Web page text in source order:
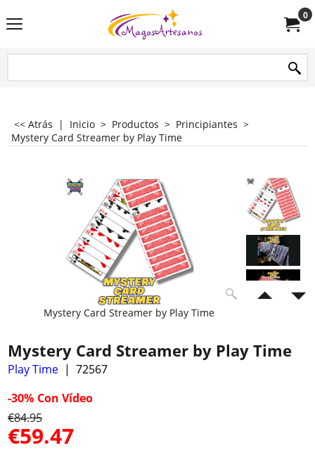
0
<< Atrás | Inicio > Productos > Principiantes >
Mystery Card Streamer by Play Time
Mystery Card Streamer by Play Time
Mystery Card Streamer by Play Time
Play Time
72567
-30% Con Vídeo
€84.95
€59.47